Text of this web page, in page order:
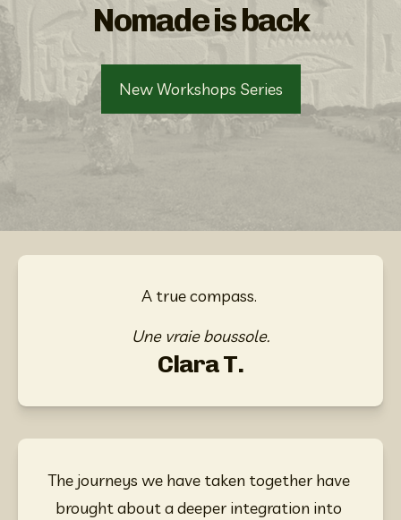
Nomade is back
New Workshops Series
A true compass.
Une vraie boussole.
Clara T.
The journeys we have taken together have
brought about a deeper integration into